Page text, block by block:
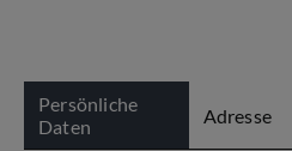
Persönliche
Daten
Adresse